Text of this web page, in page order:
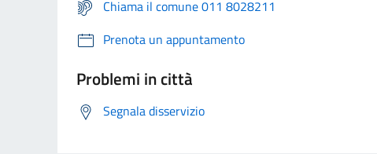
Chiama il comune 011 8028211
Prenota un appuntamento
Problemi in città
Segnala disservizio